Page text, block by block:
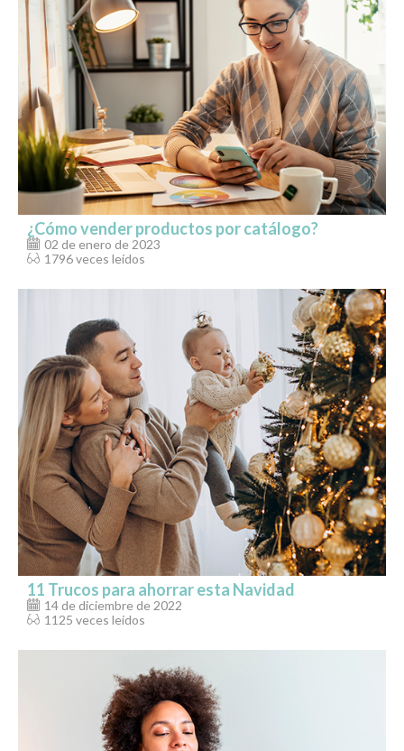
¿Cómo vender productos por catálogo?
02 de enero de 2023
1796 veces leídos
11 Trucos para ahorrar esta Navidad
14 de diciembre de 2022
1125 veces leídos